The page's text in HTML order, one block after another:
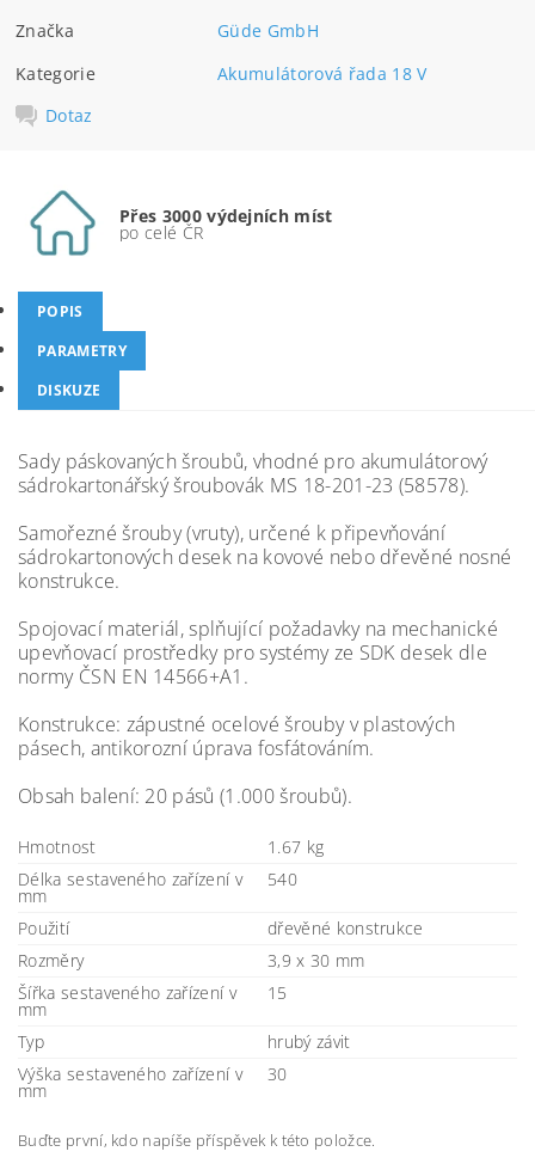
Značka
Güde GmbH
Kategorie
Akumulátorová řada 18 V
Dotaz
Přes 3000 výdejních míst
po celé ČR
POPIS
PARAMETRY
DISKUZE
Sady páskovaných šroubů, vhodné pro akumulátorový
sádrokartonářský šroubovák MS 18-201-23 (58578).
Samořezné šrouby (vruty), určené k připevňování
sádrokartonových desek na kovové nebo dřevěné nosné
konstrukce.
Spojovací materiál, splňující požadavky na mechanické
upevňovací prostředky pro systémy ze SDK desek dle
normy ČSN EN 14566+A1.
Konstrukce: zápustné ocelové šrouby v plastových
pásech, antikorozní úprava fosfátováním.
Obsah balení: 20 pásů (1.000 šroubů).
Hmotnost
1.67 kg
Délka sestaveného zařízení v
mm
540
Použití
dřevěné konstrukce
Rozměry
3,9 x 30 mm
Šířka sestaveného zařízení v
mm
15
Typ
hrubý závit
Výška sestaveného zařízení v
mm
30
Buďte první, kdo napíše příspěvek k této položce.